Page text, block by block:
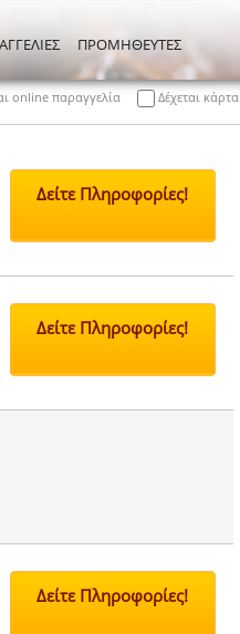
ΑΓΓΕΛΙΕΣ ΠΡΟΜΗΘΕΥΤΕΣ
online παραγγελία Δέχεται κάρτα
Δείτε Πληροφορίες!
Δείτε Πληροφορίες!
Δείτε Πληροφορίες!